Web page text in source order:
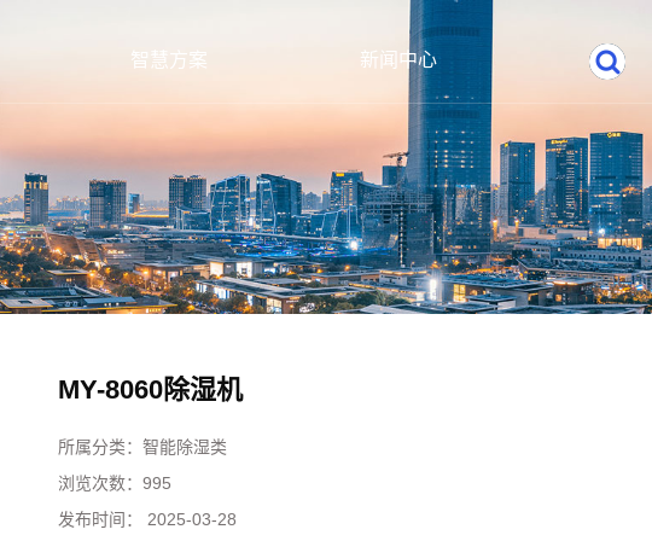
智慧方案 新闻中心
MY-8060除湿机
所属分类： 智能除湿类
浏览次数： 995
发布时间：
2025-03-28